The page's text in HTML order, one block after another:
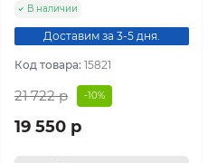
В наличии
Доставим за 3-5 дня.
Код товара: 15821
21 722 р -10%
19 550 р